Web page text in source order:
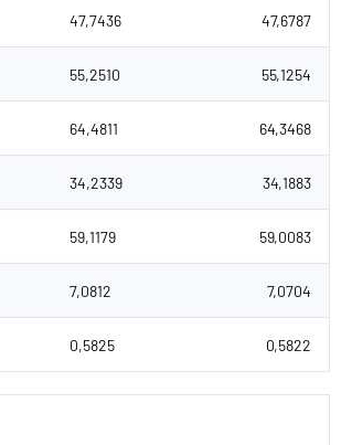
47,7436 47,6787
55,2510 55,1254
64,4811 64,3468
34,2339 34,1883
59,1179 59,0083
7,0812 7,0704
0,5825 0,5822